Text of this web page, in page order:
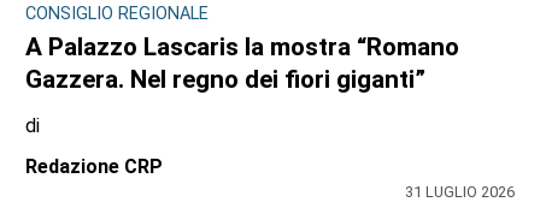
CONSIGLIO REGIONALE
A Palazzo Lascaris la mostra “Romano
Gazzera. Nel regno dei fiori giganti”
di
Redazione CRP
31 LUGLIO 2026